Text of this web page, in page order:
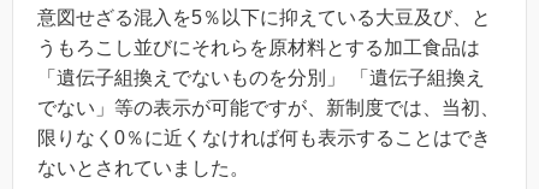
意図せざる混入を5％以下に抑えている大豆及び、と
うもろこし並びにそれらを原材料とする加工食品は
「遺伝子組換えでないものを分別」 「遺伝子組換え
でない」等の表示が可能ですが、新制度では、当初、
限りなく0％に近くなければ何も表示することはでき
ないとされていました。